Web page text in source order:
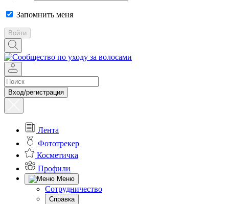
Запомнить меня
Войти
Вход/регистрация
Лента
Фототрекер
Косметичка
Профили
Меню
Сотрудничество
Справка